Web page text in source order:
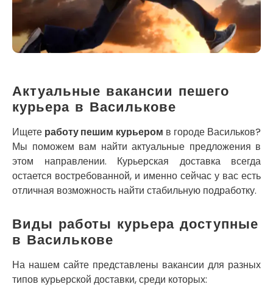
Актуальные вакансии пешего
курьера в Василькове
Ищете работу пешим курьером в городе Васильков?
Мы поможем вам найти актуальные предложения в
этом направлении. Курьерская доставка всегда
остается востребованной, и именно сейчас у вас есть
отличная возможность найти стабильную подработку.
Виды работы курьера доступные
в Василькове
На нашем сайте представлены вакансии для разных
типов курьерской доставки, среди которых:
Кременчуг
Кременец
Кривой Рог
Кролевец
Крыховцы
Крюковщина
Крыжановка
Ладыжин
Лесники
Лиманка
Лозовая
Лубны
Луцк
Львов
Малин
Миргород
Авангард